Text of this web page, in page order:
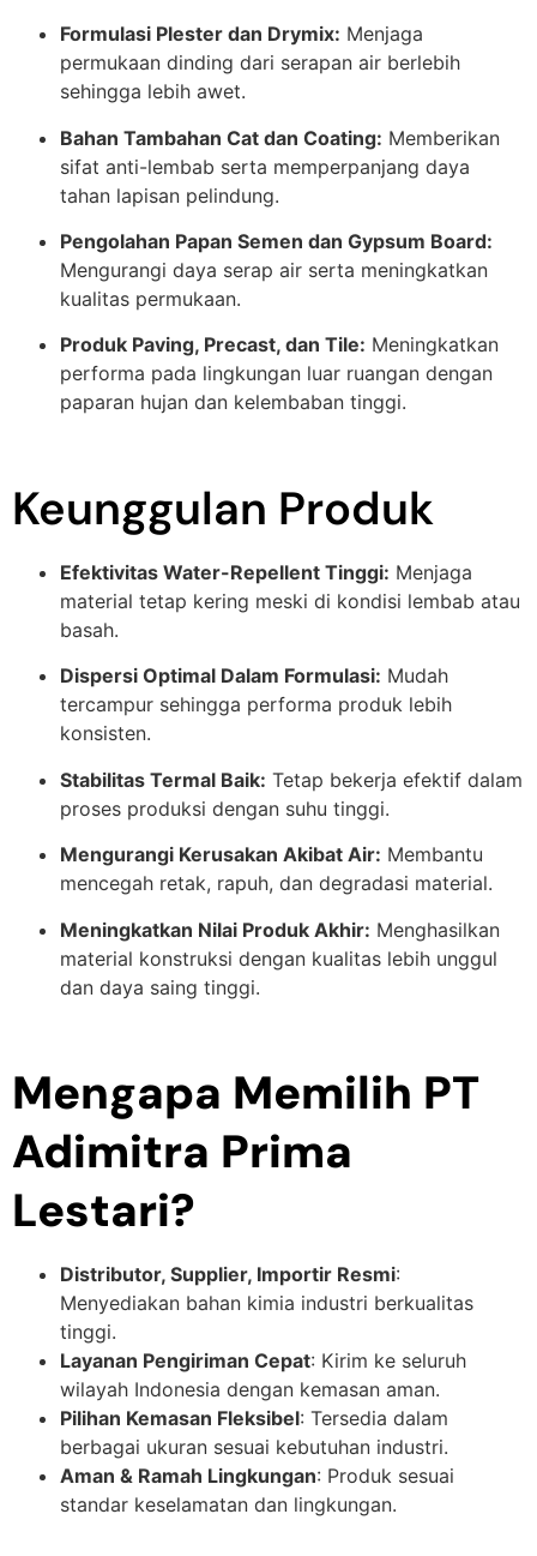
Formulasi Plester dan Drymix: Menjaga
permukaan dinding dari serapan air berlebih
sehingga lebih awet.
Bahan Tambahan Cat dan Coating: Memberikan
sifat anti-lembab serta memperpanjang daya
tahan lapisan pelindung.
Pengolahan Papan Semen dan Gypsum Board:
Mengurangi daya serap air serta meningkatkan
kualitas permukaan.
Produk Paving, Precast, dan Tile: Meningkatkan
performa pada lingkungan luar ruangan dengan
paparan hujan dan kelembaban tinggi.
Keunggulan Produk
Efektivitas Water-Repellent Tinggi: Menjaga
material tetap kering meski di kondisi lembab atau
basah.
Dispersi Optimal Dalam Formulasi: Mudah
tercampur sehingga performa produk lebih
konsisten.
Stabilitas Termal Baik: Tetap bekerja efektif dalam
proses produksi dengan suhu tinggi.
Mengurangi Kerusakan Akibat Air: Membantu
mencegah retak, rapuh, dan degradasi material.
Meningkatkan Nilai Produk Akhir: Menghasilkan
material konstruksi dengan kualitas lebih unggul
dan daya saing tinggi.
Mengapa Memilih PT
Adimitra Prima
Lestari?
Distributor, Supplier, Importir Resmi:
Menyediakan bahan kimia industri berkualitas
tinggi.
Layanan Pengiriman Cepat: Kirim ke seluruh
wilayah Indonesia dengan kemasan aman.
Pilihan Kemasan Fleksibel: Tersedia dalam
berbagai ukuran sesuai kebutuhan industri.
Aman & Ramah Lingkungan: Produk sesuai
standar keselamatan dan lingkungan.